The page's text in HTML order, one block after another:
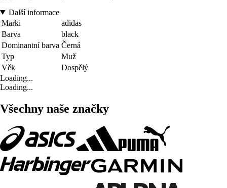
Další informace
Marki
adidas
Barva
black
Dominantní barva Černá
Typ
Muž
Věk
Dospělý
Loading...
Loading...
Všechny naše značky